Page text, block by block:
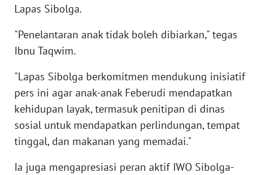
Lapas Sibolga.
"Penelantaran anak tidak boleh dibiarkan," tegas
Ibnu Taqwim.
"Lapas Sibolga berkomitmen mendukung inisiatif
pers ini agar anak-anak Feberudi mendapatkan
kehidupan layak, termasuk penitipan di dinas
sosial untuk mendapatkan perlindungan, tempat
tinggal, dan makanan yang memadai."
Ia juga mengapresiasi peran aktif IWO Sibolga-
WN
WN
WN
BENGKULU
WN